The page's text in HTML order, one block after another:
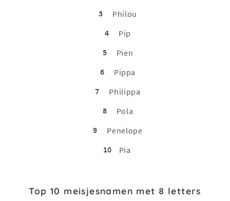
3
Philou
4
Pip
5
Pien
6
Pippa
7
Philippa
8
Pola
9
Penelope
10
Pia
Top 10 meisjesnamen met 8 letters